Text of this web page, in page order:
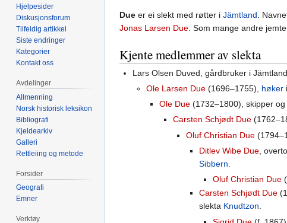
Hopp
til
Hopp
til
Due er ei slekt med røtter i Jämtland .
Jonas Larsen Due . Som mange andre
Kjente medlemmer av slekta
Lars Olsen Duved, gårdbruker i Jämtland.
Ole Larsen Due(1696–1755), høkeri
Ole Due (1732–1800), skipper
Carsten Schjødt Due
Oluf Christian Due
Ditlev Wibe Due ,
Sibbern
Oluf Christian Due
Carsten Schjødt Due
slekta Knudtzon.
Hjelpesider
Diskusjonsforum
Tilfeldig artikkel
Siste endringer
Kategorier
Kontakt oss
Avdelinger
Allmenning
Norsk historisk leksikon
Bibliografi
Kjeldearkiv
Galleri
Rettleiing og metode
Forsider
Geografi
Emner
Verktøy